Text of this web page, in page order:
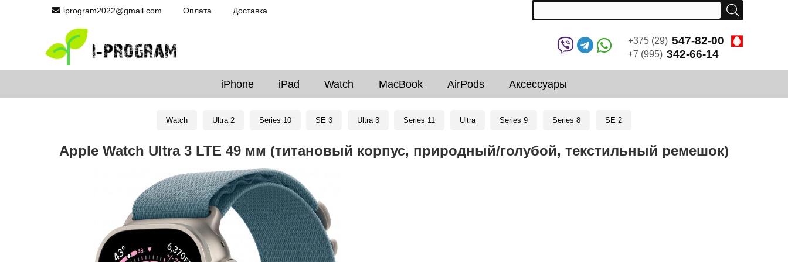
iprogram2022@gmail.com Оплата Доставка
+375 (29) 547-82-00
+7 (995) 342-66-14
iPhone iPad Watch MacBook AirPods Аксессуары
Watch Ultra 2 Series 10 SE 3 Ultra 3 Series 11 Ultra Series 9 Series 8 SE 2
Apple Watch Ultra 3 LTE 49 мм (титановый корпус, природный/голубой, текстильный ремешок)